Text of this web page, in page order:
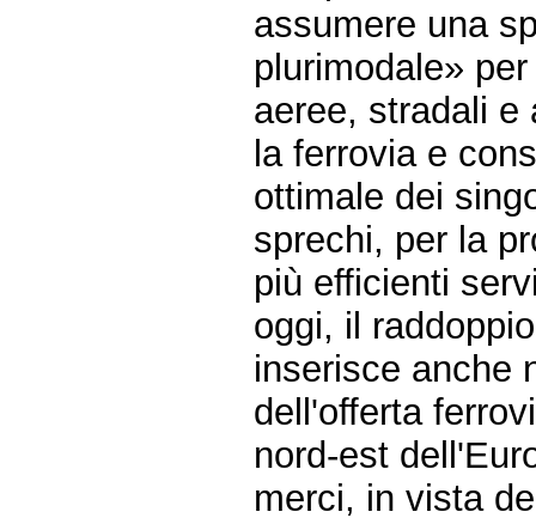
assumere una
plurimodale»
aeree, stradali e
la ferrovia e
ottimale dei
sprechi, per la
più efficienti
oggi, il
inserisce anche
dell'offerta
nord-est
merci, in vista